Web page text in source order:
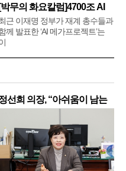
[박무의 화요칼럼]4700조 AI
근 이재명 정부가 재계 총수들과
께 발표한 ‘AI 메가프로젝트’는
선희 의장, “아쉬움이 남는